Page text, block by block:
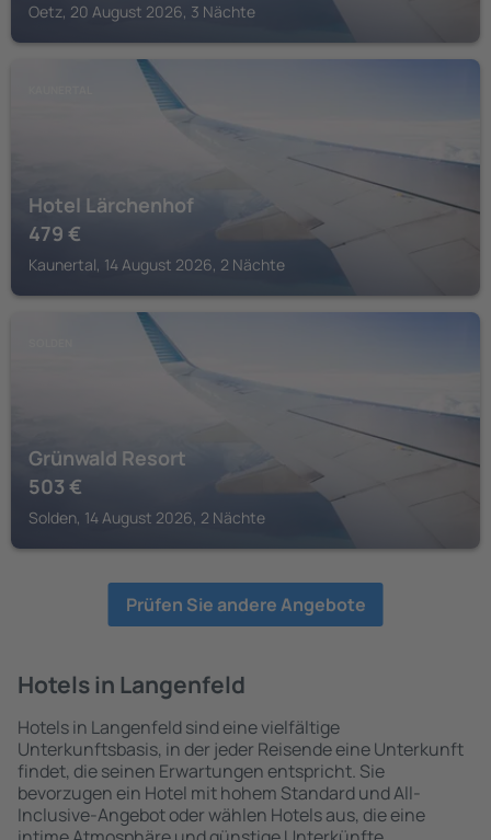
Oetz, 20 August 2026, 3 Nächte
Hotel Lärchenhof
479 €
Kaunertal, 14 August 2026, 2 Nächte
Grünwald Resort
503 €
Solden, 14 August 2026, 2 Nächte
Prüfen Sie andere Angebote
Hotels in Langenfeld
Hotels in Langenfeld sind eine vielfältige
Unterkunftsbasis, in der jeder Reisende eine Unterkunft
findet, die seinen Erwartungen entspricht. Sie
bevorzugen ein Hotel mit hohem Standard und All-
Inclusive-Angebot oder wählen Hotels aus, die eine